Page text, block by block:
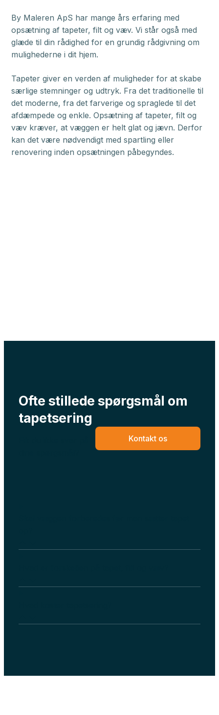
By Maleren ApS har mange års erfaring med
opsætning af tapeter, filt og væv. Vi står også med
glæde til din rådighed for en grundig rådgivning om
mulighederne i dit hjem.
​Tapeter giver en verden af muligheder for at skabe
særlige stemninger og udtryk. Fra det traditionelle til
det moderne, fra det farverige og spraglede til det
afdæmpede og enkle. Opsætning af tapeter, filt og
væv kræver, at væggen er helt glat og jævn. Derfor
kan det være nødvendigt med spartling eller
renovering inden opsætningen påbegyndes.
Ofte stillede spørgsmål om
tapetsering
Kontakt os